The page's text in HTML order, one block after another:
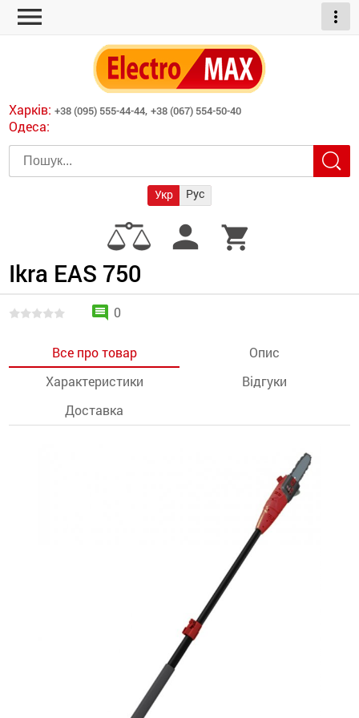
menu more_vert
Харків: +38 (095) 555-44-44, +38 (067) 554-50-40
Одеса:
Укр Рус
person shopping_cart
обігрівачі
машини
для
Ikra EAS 750
comment 0
Все про товар
Опис
Характеристики
Відгуки
Доставка